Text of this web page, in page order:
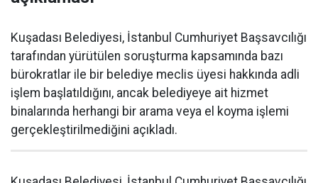
Kuşadası Belediyesi, İstanbul Cumhuriyet Başsavcılığı
tarafından yürütülen soruşturma kapsamında bazı
bürokratlar ile bir belediye meclis üyesi hakkında adli
işlem başlatıldığını, ancak belediyeye ait hizmet
binalarında herhangi bir arama veya el koyma işlemi
gerçekleştirilmediğini açıkladı.